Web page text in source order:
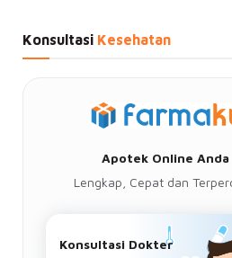
Konsultasi Kesehatan
Apotek Online Anda
Lengkap, Cepat dan
Konsultasi Dokter